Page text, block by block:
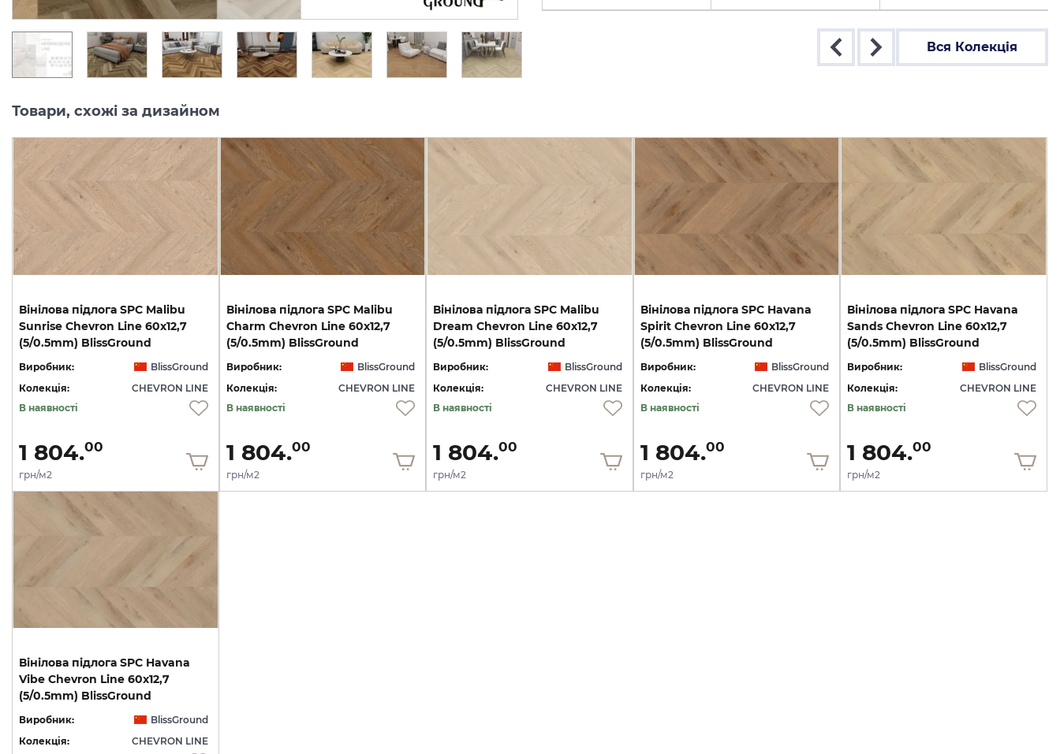
Вся Колекція
Товари, схожі за дизайном
Вінілова підлога SPC Malibu
Sunrise Chevron Line 60x12,7
(5/0.5mm) BlissGround
Виробник:
BlissGround
Колекція:
CHEVRON LINE
В наявності
1 804.00
грн/м2
Вінілова підлога SPC Malibu
Charm Chevron Line 60x12,7
(5/0.5mm) BlissGround
Виробник:
BlissGround
Колекція:
CHEVRON LINE
В наявності
1 804.00
грн/м2
Вінілова підлога SPC Malibu
Dream Chevron Line 60x12,7
(5/0.5mm) BlissGround
Виробник:
BlissGround
Колекція:
CHEVRON LINE
В наявності
1 804.00
грн/м2
Вінілова підлога SPC Havana
Spirit Chevron Line 60x12,7
(5/0.5mm) BlissGround
Виробник:
BlissGround
Колекція:
CHEVRON LINE
В наявності
1 804.00
грн/м2
Вінілова підлога SPC Havana
Sands Chevron Line 60x12,7
(5/0.5mm) BlissGround
Виробник:
BlissGround
Колекція:
CHEVRON LINE
В наявності
1 804.00
грн/м2
Вінілова підлога SPC Havana
Vibe Chevron Line 60x12,7
(5/0.5mm) BlissGround
Виробник:
BlissGround
Колекція:
CHEVRON LINE